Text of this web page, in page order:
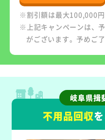
※割引額は最大100,000円
※上記キャンペーンは、
がございます。予めご了
岐阜県揖
不用品回収